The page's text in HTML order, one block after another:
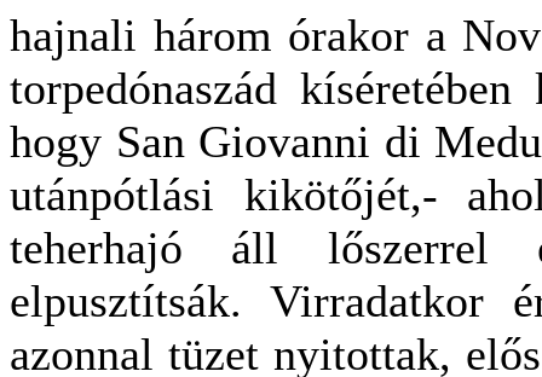
hajnali három órakor a
torpedónaszád
hogy San Giovanni di
utánpótlási kikötőjét,-
teherhajó áll lőszerrel
elpusztítsák. Virradatkor
azonnal tüzet nyitottak,